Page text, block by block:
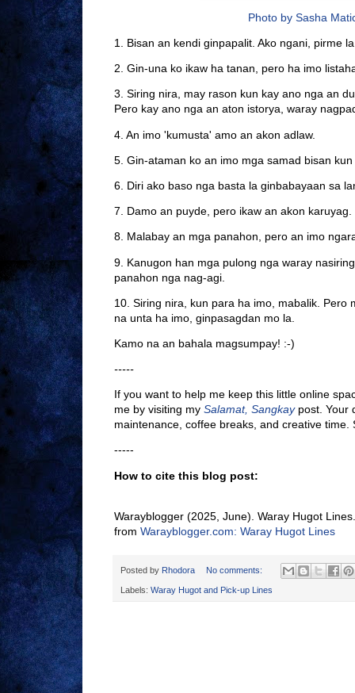
Photo by Sasha
1. Bisan an kendi ginpapalit. Ako ngani, pirme
2. Gin-una ko ikaw ha tanan, pero ha imo
3. Siring nira, may rason kun kay ano nga an
Pero kay ano nga an aton istorya, waray
4. An imo 'kumusta' amo an akon adlaw.
5. Gin-ataman ko an imo mga samad bisan
6. Diri ako baso nga basta la ginbabayaan sa
7. Damo an puyde, pero ikaw an akon karuyag.
8. Malabay an mga panahon, pero an imo
9. Kanugon han mga pulong nga waray
panahon nga nag-agi.
10. Siring nira, kun para ha imo, mabalik. Pero
na unta ha imo, ginpasagdan mo la.
Kamo na an bahala magsumpay! :-)
-----
If you want to help me keep this little online
me by visiting my Salamat, Sangkaypost. Your
maintenance, coffee breaks, and creative
-----
How to cite this blog post:
Warayblogger (2025, June). Waray Hugot
from Warayblogger.com: Waray Hugot Lines
Posted by Rhodora No comments:
Labels: Waray Hugot and Pick-up Lines